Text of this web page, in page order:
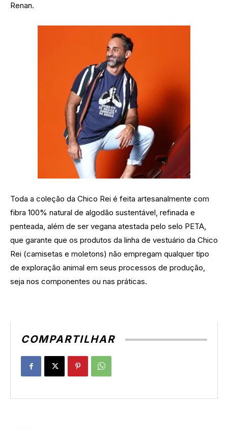
Renan.
Toda a coleção da Chico Rei é feita artesanalmente com
fibra 100% natural de algodão sustentável, refinada e
penteada, além de ser vegana atestada pelo selo PETA,
que garante que os produtos da linha de vestuário da Chico
Rei (camisetas e moletons) não empregam qualquer tipo
de exploração animal em seus processos de produção,
seja nos componentes ou nas práticas.
COMPARTILHAR